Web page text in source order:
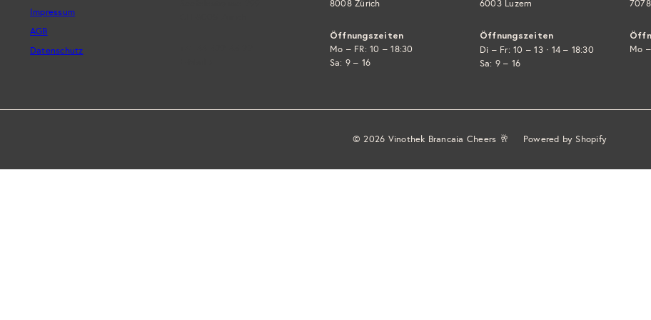
Impressum
AGB
Datenschutz
8008 Zürich
Öffnungszeiten
Mo – FR: 10 – 18:30
Sa: 9 – 16
6003 Luzern
Öffnungszeiten
Di – Fr: 10 – 13 · 14 – 18:30
Sa: 9 – 16
Mo
© 2026 Vinothek Brancaia Cheers 🥂 Powered by Shopify